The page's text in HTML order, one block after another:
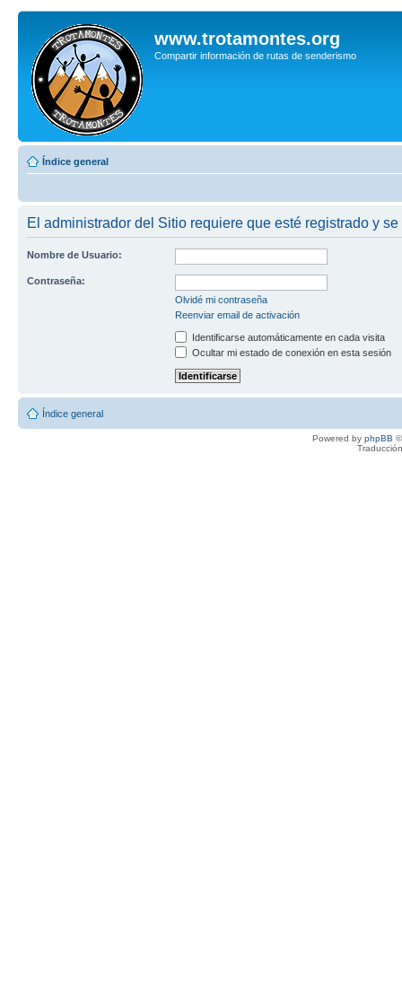
www.trotamontes.org
Compartir información de rutas de senderismo
Índice general
El administrador del Sitio requiere que esté registrado y
Nombre de Usuario:
Contraseña:
Olvidé mi contraseña
Reenviar email de activación
Identificarse automáticamente en cada visita
Ocultar mi estado de conexión en esta sesión
Índice general
Powered by phpBB